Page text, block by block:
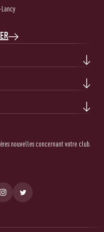
nouvelles concernant votre club.